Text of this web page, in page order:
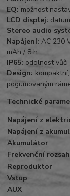
EQ: možnost
LCD displej:
Stereo audio
Napájení: AC 230
mAh / 8 h
IP65: odolnost
Design:
pogumovaným
Technické
Napájení z
Napájení z
Akumulátor
Frekvenční
Reproduktor
Vstup
AUX